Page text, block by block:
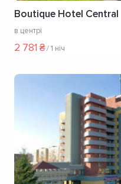
Boutique Hotel Central
в центрі
2 781 ₴/1 ніч